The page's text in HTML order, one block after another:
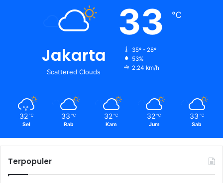
Jakarta
Scattered Clouds
33 ℃
35º - 28º
53%
2.24 km/h
32 ℃
Sel
33 ℃
Rab
32 ℃
Kam
32 ℃
Jum
33 ℃
Sab
Terpopuler